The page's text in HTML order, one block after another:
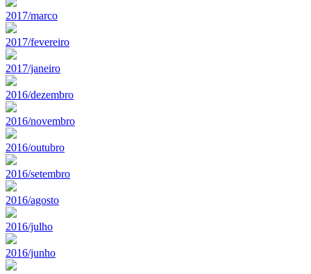
2017/marco
2017/fevereiro
2017/janeiro
2016/dezembro
2016/novembro
2016/outubro
2016/setembro
2016/agosto
2016/julho
2016/junho